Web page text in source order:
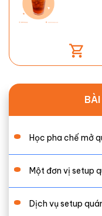
Học pha chế mở
Một đơn vị setup
Dịch vụ setup